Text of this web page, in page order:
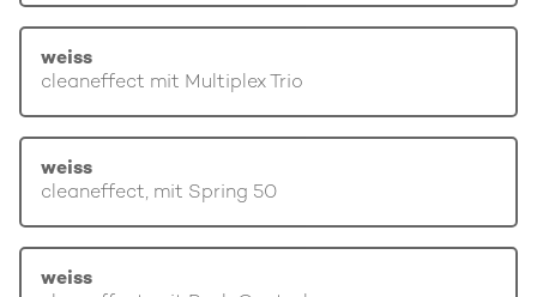
weiss
cleaneffect mit Multiplex Trio
weiss
cleaneffect, mit Spring 50
weiss